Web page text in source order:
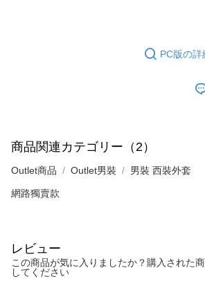
PC版の
商品関連カテゴリー（2）
Outlet商品 Outlet男裝 男裝 西裝外套
網路獨賣款
レビュー
この商品が気に入りましたか？購入された
してください